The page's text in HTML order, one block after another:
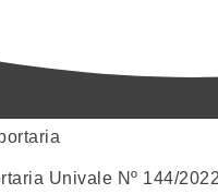
Univale Nº 144/